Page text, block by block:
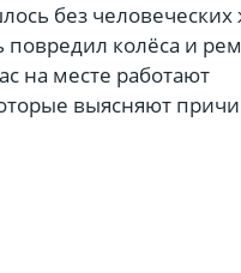
без человеческих
повредил колёса и
на месте работают
выясняют